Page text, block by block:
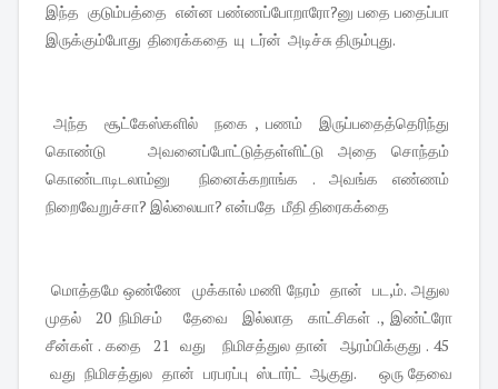
இந்த குடும்பத்தை என்ன பண்ணப்போறாரோ?னு பதை பதைப்பா
இருக்கும்போது திரைக்கதை யு டர்ன் அடிச்சு திரும்புது.
அந்த சூட்கேஸ்களில் நகை , பணம் இருப்பதைத்தெரிந்து
கொண்டு அவனைப்போட்டுத்தள்ளிட்டு அதை சொந்தம்
கொண்டாடிடலாம்னு நினைக்கறாங்க . அவங்க எண்ணம்
நிறைவேறுச்சா? இல்லையா? என்பதே மீதி திரைகக்தை
மொத்தமே ஒண்ணே முக்கால் மணி நேரம் தான் பட,ம். அதுல
முதல் 20 நிமிசம் தேவை இல்லாத காட்சிகள் ., இண்ட்ரோ
சீன்கள் . கதை 21 வது நிமிசத்துல தான் ஆரம்பிக்குது . 45
வது நிமிசத்துல தான் பரபரப்பு ஸ்டார்ட் ஆகுது. ஒரு தேவை